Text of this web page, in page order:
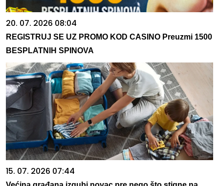
20. 07. 2026 08:04
REGISTRUJ SE UZ PROMO KOD CASINO Preuzmi 1500
BESPLATNIH SPINOVA
15. 07. 2026 07:44